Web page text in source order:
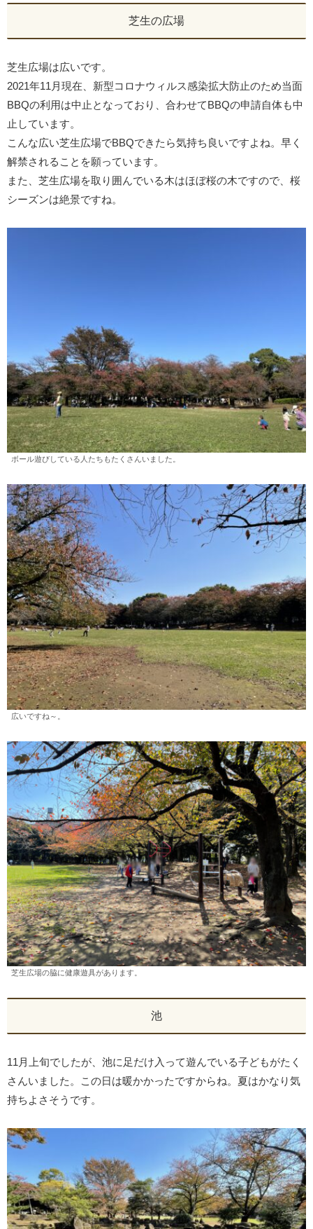
芝生の広場
芝生広場は広いです。
2021年11月現在、新型コロナウィルス感染拡大防止のため当面
BBQの利用は中止となっており、合わせてBBQの申請自体も中
止しています。
こんな広い芝生広場でBBQできたら気持ち良いですよね。早く
解禁されることを願っています。
また、芝生広場を取り囲んでいる木はほぼ桜の木ですので、桜
シーズンは絶景ですね。
ボール遊びしている人たちもたくさんいました。
広いですね～。
芝生広場の脇に健康遊具があります。
池
11月上旬でしたが、池に足だけ入って遊んでいる子どもがたく
さんいました。この日は暖かかったですからね。夏はかなり気
持ちよさそうです。